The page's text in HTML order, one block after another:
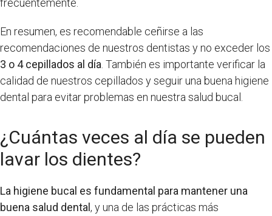
En resumen, es recomendable ceñirse a las
recomendaciones de nuestros dentistas y no exceder los
3 o 4 cepillados al día . También es importante verificar la
calidad de nuestros cepillados y seguir una buena higiene
dental para evitar problemas en nuestra salud bucal.
¿Cuántas veces al día se pueden
lavar los dientes?
La higiene bucal es fundamental para mantener una
buena salud dental, y una de las prácticas más